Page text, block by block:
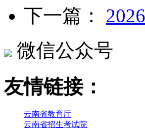
下一篇：
微信公众号
友情链接：
云南省教育厅
云南省招生考试院